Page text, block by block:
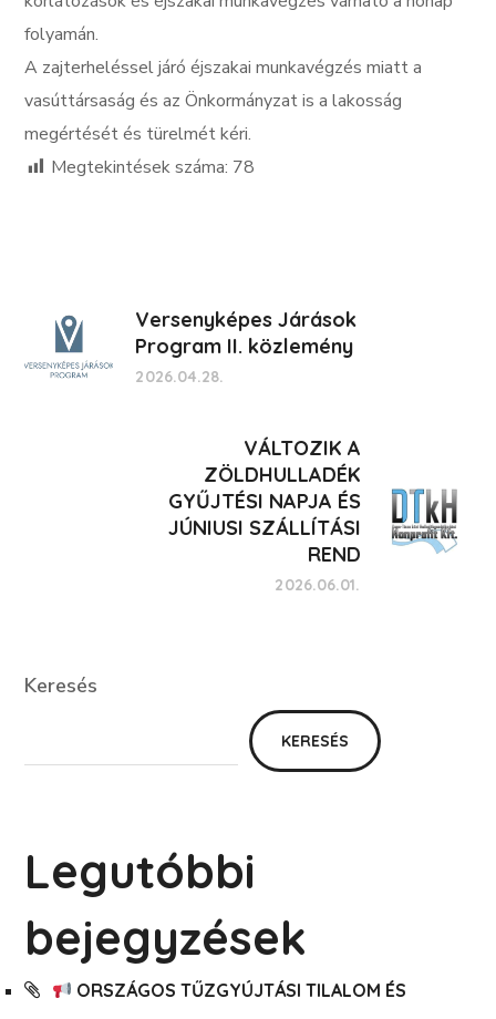
folyamán.
A zajterheléssel járó éjszakai munkavégzés miatt a
vasúttársaság és az Önkormányzat is a lakosság
megértését és türelmét kéri.
Megtekintések száma: 78
Versenyképes Járások
Program II. közlemény
2026.04.28.
VÁLTOZIK A
ZÖLDHULLADÉK
GYŰJTÉSI NAPJA ÉS
JÚNIUSI SZÁLLÍTÁSI
REND
2026.06.01.
Keresés
KERESÉS
Legutóbbi
bejegyzések
ORSZÁGOS TŰZGYÚJTÁSI TILALOM ÉS